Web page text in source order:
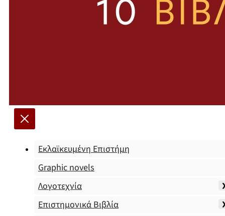
Εκλαϊκευμένη Επιστήμη
Graphic novels
Λογοτεχνία
Επιστημονικά Βιβλία